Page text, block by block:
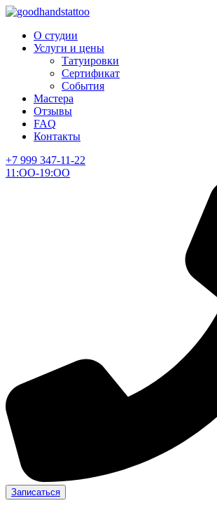
О студии
Услуги и цены
Татуировки
Сертификат
События
Мастера
Отзывы
FAQ
Контакты
+7 999 347-11-22
11:ОО-19:ОО
Записаться